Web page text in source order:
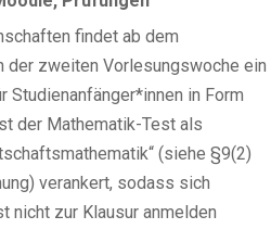
findet ab dem
zweiten Vorlesungswoche ein
in Form
der Mathematik-Test als
(siehe §9(2)
verankert, sodass sich
nicht zur Klausur anmelden